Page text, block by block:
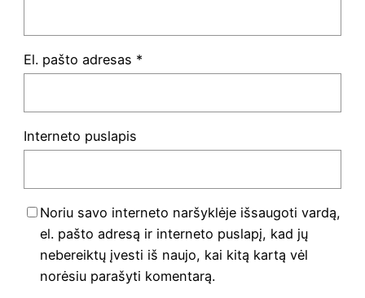
El. pašto adresas *
Interneto puslapis
Noriu savo interneto naršyklėje išsaugoti vardą,
el. pašto adresą ir interneto puslapį, kad jų
nebereiktų įvesti iš naujo, kai kitą kartą vėl
norėsiu parašyti komentarą.